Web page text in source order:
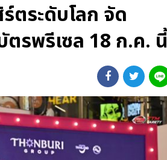
ตระดับโลก จัด
รพรีเซล 18 ก.ค. นี้